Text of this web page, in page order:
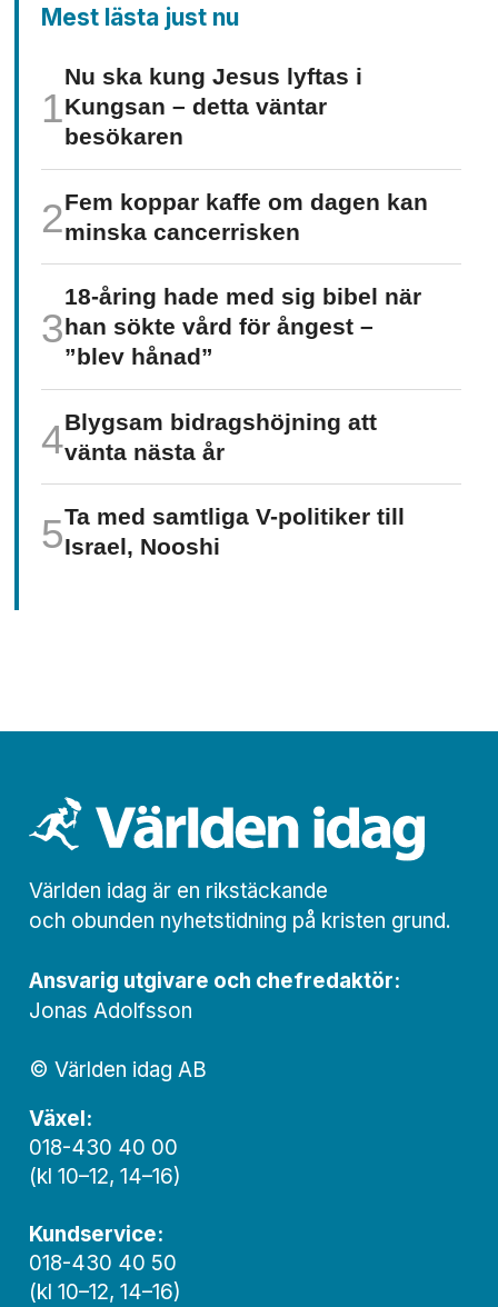
Mest lästa just nu
Nu ska kung Jesus lyftas i
Kungsan – detta väntar
besökaren
Fem koppar kaffe om dagen kan
minska cancer­risken
18-åring hade med sig bibel när
han sökte vård för ångest –
”blev hånad”
Blygsam bidrags­höjning att
vänta nästa år
Ta med samtliga V-politiker till
Israel, Nooshi
Världen idag är en rikstäckande
och obunden nyhets­­­tidning på kristen grund.
Ansvarig utgivare och chef­redaktör:
Jonas Adolfsson
© Världen idag AB
Växel:
018-430 40 00
(kl 10–12, 14–16)
Kundservice:
018-430 40 50
(kl 10–12, 14–16)